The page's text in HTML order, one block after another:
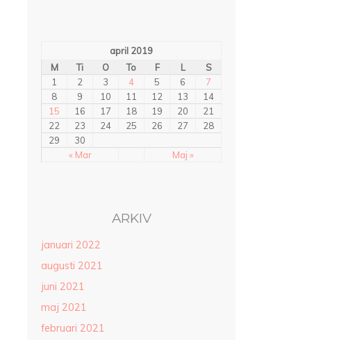
april 2019
M
Ti O To F L S
« Mar Maj »
1 2 3 4 5 6
7
8
9 10 11 12 13
14
15
16 17 18 19 20
21
22
23 24 25 26 27
28
29
30
ARKIV
januari 2022
augusti 2021
juni 2021
maj 2021
februari 2021